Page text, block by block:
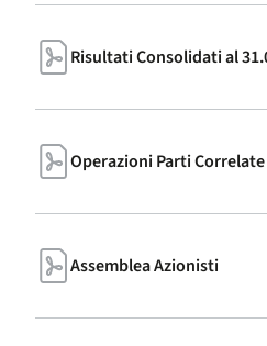
Risultati Consolidati al
Operazioni Parti Correlate
Assemblea Azionisti